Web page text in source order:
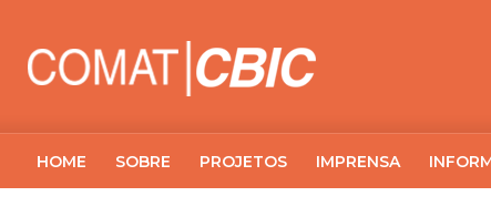
HOME SOBRE PROJETOS IMPRENSA